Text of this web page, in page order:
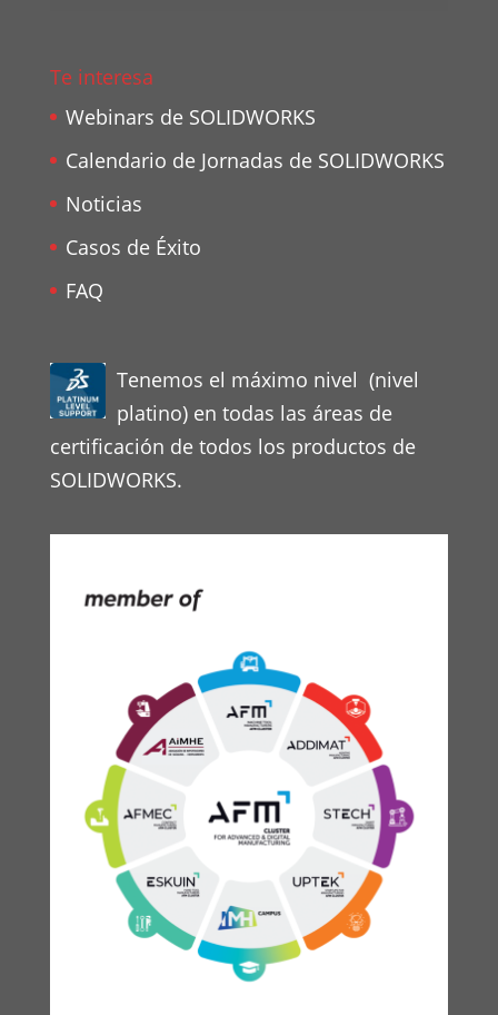
Te interesa
Webinars de SOLIDWORKS
Calendario de Jornadas de SOLIDWORKS
Noticias
Casos de Éxito
FAQ
Tenemos el máximo nivel (nivel
platino) en todas las áreas de
certificación de todos los productos de
SOLIDWORKS.